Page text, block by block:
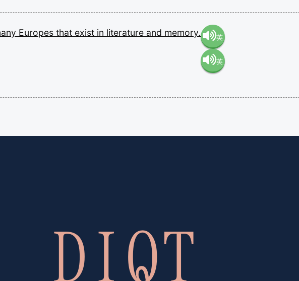
Europes that exist in literature and memory. 英
語（米
英